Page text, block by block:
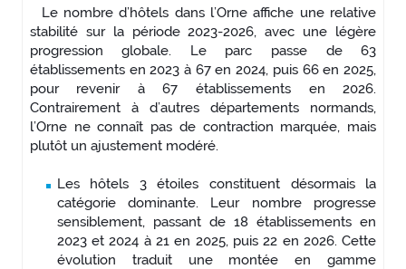
Le nombre d’hôtels dans l’Orne affiche une relative
stabilité sur la période 2023-2026, avec une légère
progression globale. Le parc passe de 63
établissements en 2023 à 67 en 2024, puis 66 en 2025,
pour revenir à 67 établissements en 2026.
Contrairement à d’autres départements normands,
l’Orne ne connaît pas de contraction marquée, mais
plutôt un ajustement modéré.
Les hôtels 3 étoiles constituent désormais la
catégorie dominante. Leur nombre progresse
sensiblement, passant de 18 établissements en
2023 et 2024 à 21 en 2025, puis 22 en 2026. Cette
évolution traduit une montée en gamme